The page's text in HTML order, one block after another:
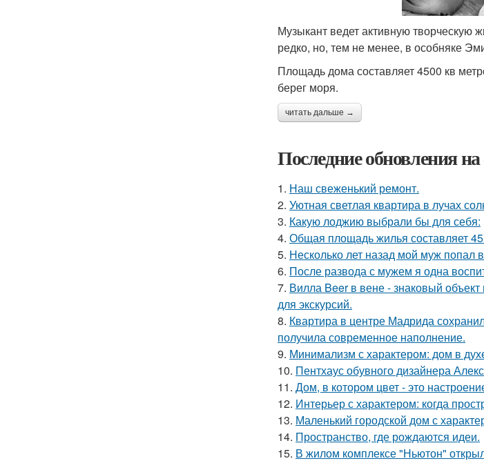
Музыкант ведет активную творческую
редко, но, тем не менее, в особняке
Площадь дома составляет 4500 кв
берег моря.
читать дальше →
Последние обновления на
1. Наш свеженький ремонт.
2. Уютная светлая квартира в лучах
3. Какую лоджию выбрали бы для себя:
4. Общая площадь жилья составляет
5. Несколько лет назад мой муж
6. После развода с мужем я одна
7. Вилла Beer в вене - знаковый
для экскурсий.
8. Квартира в центре Мадрида
получила современное наполнение.
9. Минимализм с характером: дом в
10. Пентхаус обувного дизайнера
11. Дом, в котором цвет - это
12. Интерьер с характером: когда
13. Маленький городской дом с
14. Пространство, где рождаются идеи.
15. В жилом комплексе "Ньютон"